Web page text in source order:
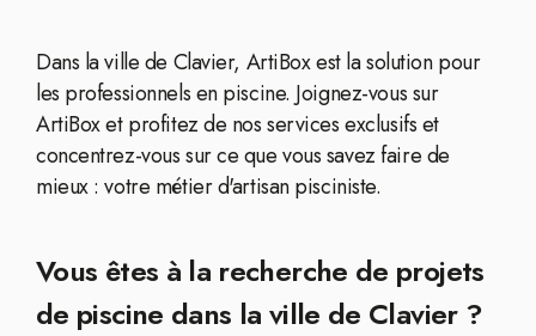
Dans la ville de Clavier, ArtiBox est la solution pour
les professionnels en piscine. Joignez-vous sur
ArtiBox et profitez de nos services exclusifs et
concentrez-vous sur ce que vous savez faire de
mieux : votre métier d'artisan pisciniste.
Vous êtes à la recherche de projets
de piscine dans la ville de Clavier ?